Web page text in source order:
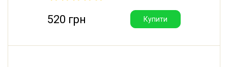
520 грн Купити